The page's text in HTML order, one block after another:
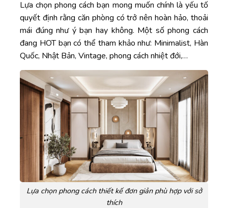
Lựa chọn phong cách bạn mong muốn chính là yếu tố
quyết định rằng căn phòng có trở nên hoàn hảo, thoải
mái đúng như ý bạn hay không. Một số phong cách
đang HOT bạn có thể tham khảo như: Minimalist, Hàn
Quốc, Nhật Bản, Vintage, phong cách nhiệt đới,…
Lựa chọn phong cách thiết kế đơn giản phù hợp với sở
thích